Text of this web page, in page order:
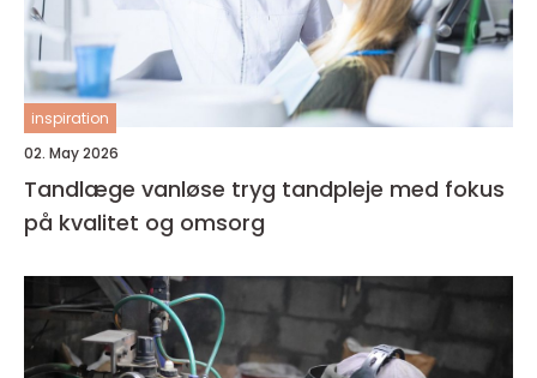
inspiration
02. May 2026
Tandlæge vanløse tryg tandpleje med fokus
på kvalitet og omsorg